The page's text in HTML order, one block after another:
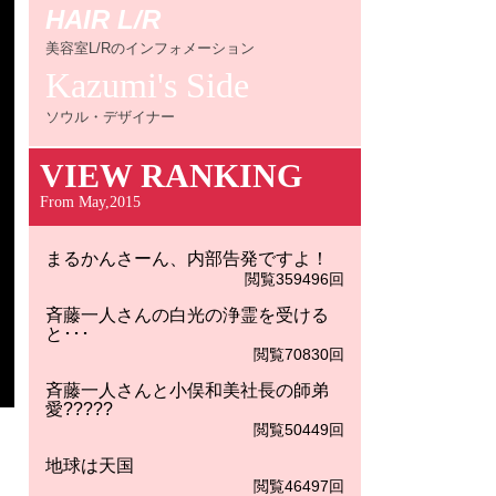
HAIR L/R
美容室L/Rのインフォメーション
Kazumi's Side
ソウル・デザイナー
VIEW RANKING
From May,2015
まるかんさーん、内部告発ですよ！
閲覧359496回
斉藤一人さんの白光の浄霊を受ける
と･･･
閲覧70830回
斉藤一人さんと小俣和美社長の師弟
愛?????
閲覧50449回
地球は天国
閲覧46497回